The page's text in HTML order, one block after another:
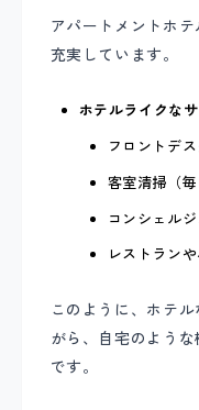
アパートメントホ
充実しています。
ホテルライクな
フロントデ
客室清掃（毎
コンシェル
レストラン
このように、ホテ
がら、自宅のよう
です。